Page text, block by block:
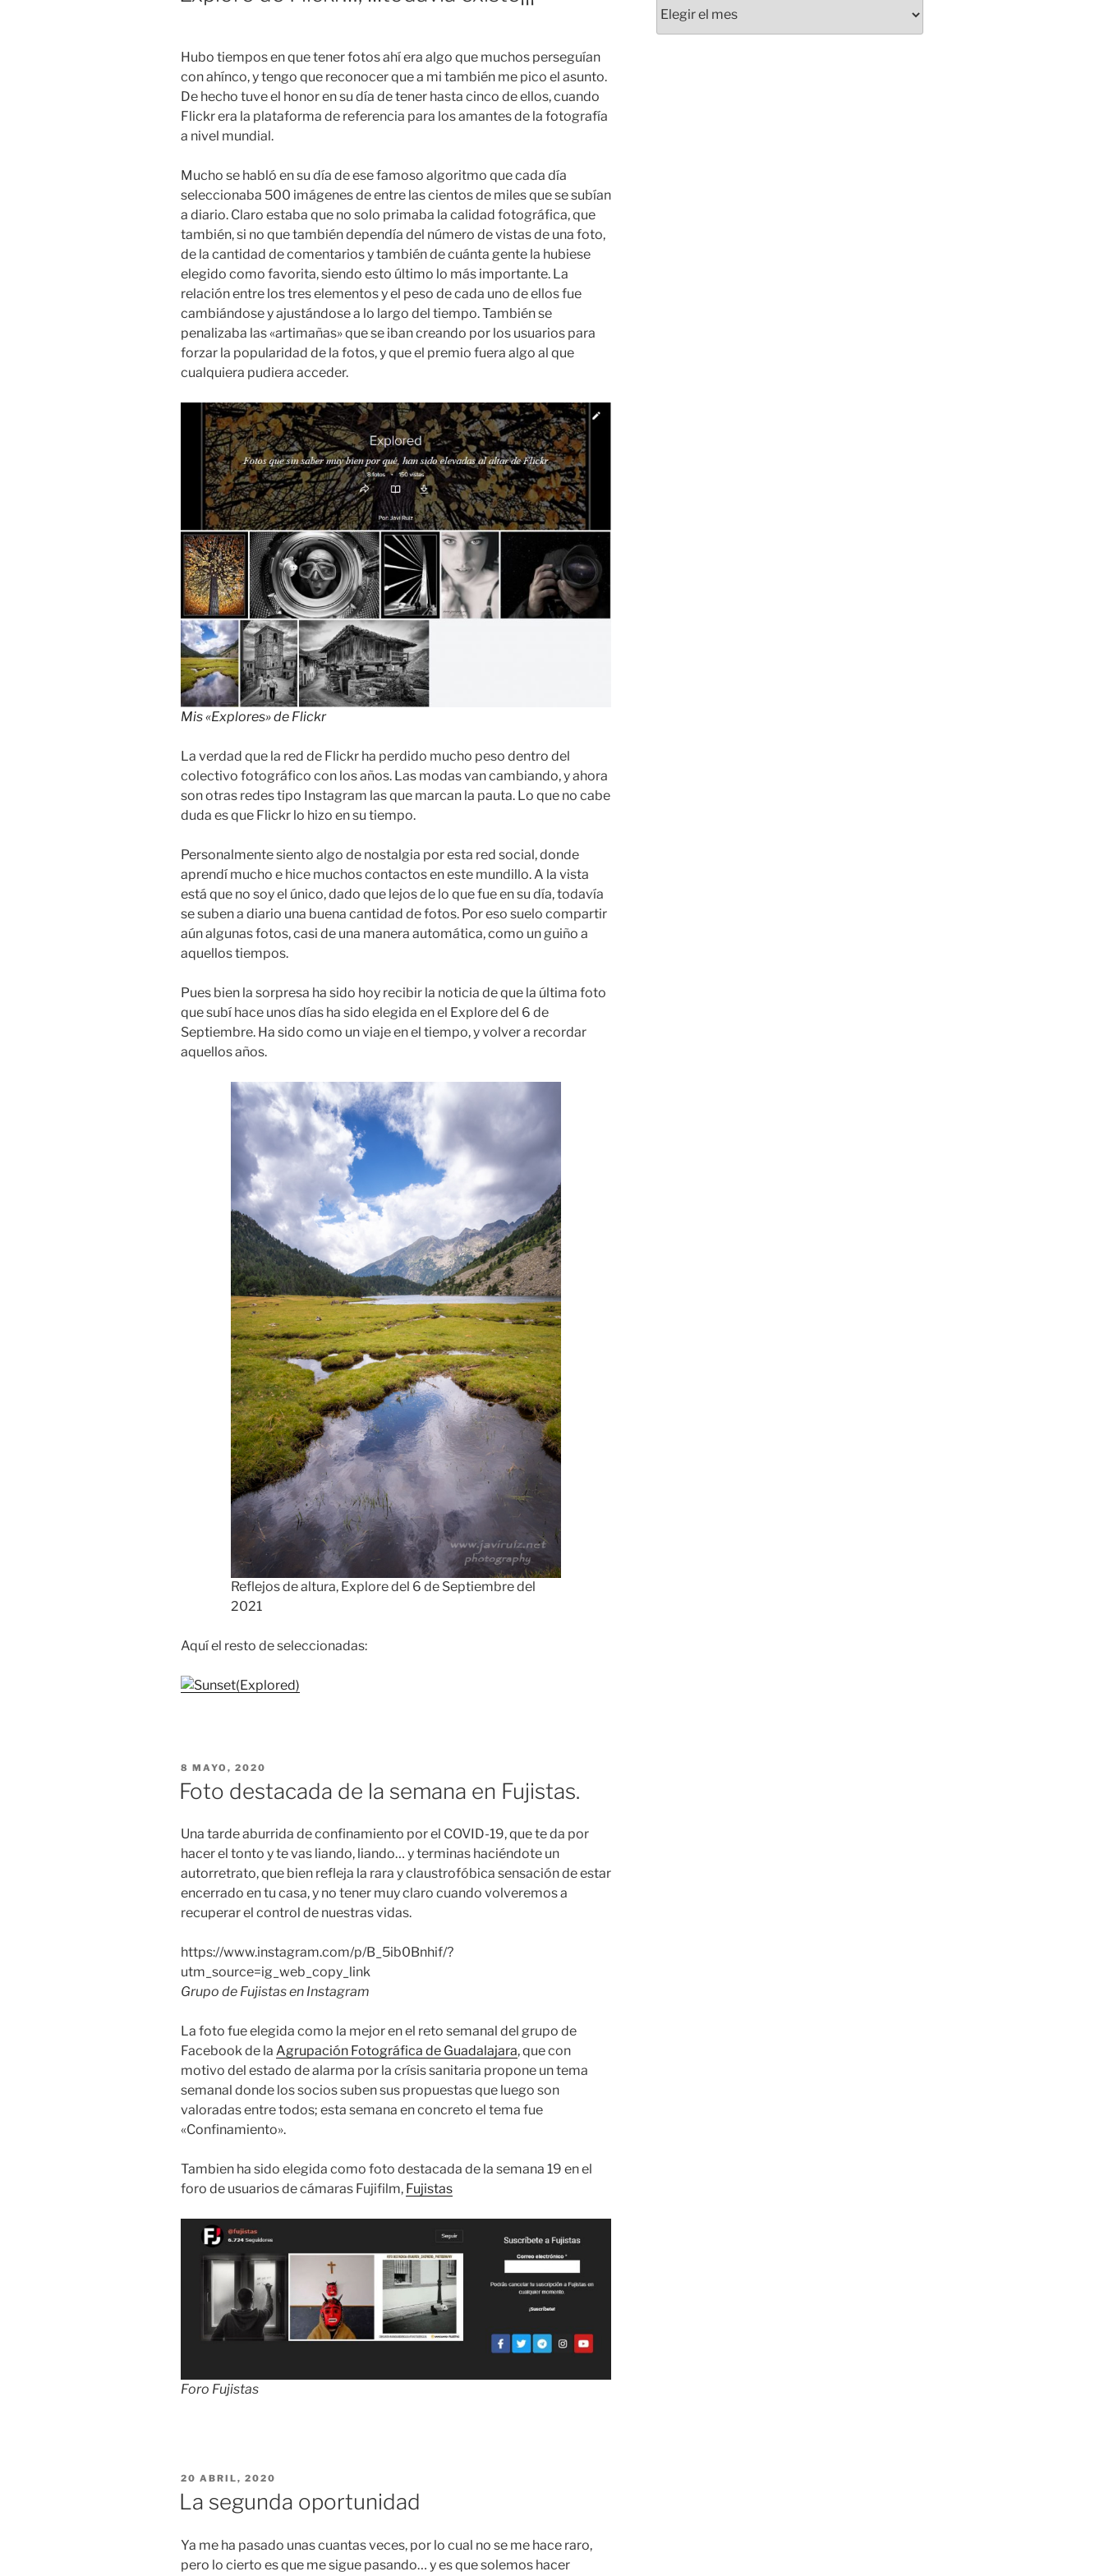
Hubo tiempos en que tener fotos ahí era algo que muchos perseguían
con ahínco, y tengo que reconocer que a mi también me pico el asunto.
De hecho tuve el honor en su día de tener hasta cinco de ellos, cuando
Flickr era la plataforma de referencia para los amantes de la fotografía
a nivel mundial.
Mucho se habló en su día de ese famoso algoritmo que cada día
seleccionaba 500 imágenes de entre las cientos de miles que se subían
a diario. Claro estaba que no solo primaba la calidad fotográfica, que
también, si no que también dependía del número de vistas de una foto,
de la cantidad de comentarios y también de cuánta gente la hubiese
elegido como favorita, siendo esto último lo más importante. La
relación entre los tres elementos y el peso de cada uno de ellos fue
cambiándose y ajustándose a lo largo del tiempo. También se
penalizaba las «artimañas» que se iban creando por los usuarios para
forzar la popularidad de la fotos, y que el premio fuera algo al que
cualquiera pudiera acceder.
Mis «Explores» de Flickr
La verdad que la red de Flickr ha perdido mucho peso dentro del
colectivo fotográfico con los años. Las modas van cambiando, y ahora
son otras redes tipo Instagram las que marcan la pauta. Lo que no cabe
duda es que Flickr lo hizo en su tiempo.
Personalmente siento algo de nostalgia por esta red social, donde
aprendí mucho e hice muchos contactos en este mundillo. A la vista
está que no soy el único, dado que lejos de lo que fue en su día, todavía
se suben a diario una buena cantidad de fotos. Por eso suelo compartir
aún algunas fotos, casi de una manera automática, como un guiño a
aquellos tiempos.
Pues bien la sorpresa ha sido hoy recibir la noticia de que la última foto
que subí hace unos días ha sido elegida en el Explore del 6 de
Septiembre. Ha sido como un viaje en el tiempo, y volver a recordar
aquellos años.
Reflejos de altura, Explore del 6 de Septiembre del
2021
Aquí el resto de seleccionadas:
PUBLICADO
EL
8 MAYO, 2020
Foto destacada de la semana en Fujistas.
Una tarde aburrida de confinamiento por el COVID-19, que te da por
hacer el tonto y te vas liando, liando… y terminas haciéndote un
autorretrato, que bien refleja la rara y claustrofóbica sensación de estar
encerrado en tu casa, y no tener muy claro cuando volveremos a
recuperar el control de nuestras vidas.
https://www.instagram.com/p/B_5ib0Bnhif/?
utm_source=ig_web_copy_link
Grupo de Fujistas en Instagram
La foto fue elegida como la mejor en el reto semanal del grupo de
Facebook de la Agrupación Fotográfica de Guadalajara, que con
motivo del estado de alarma por la crísis sanitaria propone un tema
semanal donde los socios suben sus propuestas que luego son
valoradas entre todos; esta semana en concreto el tema fue
«Confinamiento».
Tambien ha sido elegida como foto destacada de la semana 19 en el
foro de usuarios de cámaras Fujifilm, Fujistas
Foro Fujistas
PUBLICADO
EL
20 ABRIL, 2020
La segunda oportunidad
Ya me ha pasado unas cuantas veces, por lo cual no se me hace raro,
pero lo cierto es que me sigue pasando… y es que solemos hacer